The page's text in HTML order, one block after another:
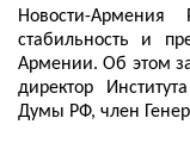
Новости-Армения
стабильность и
Армении. Об этом
директор
Думы РФ, член